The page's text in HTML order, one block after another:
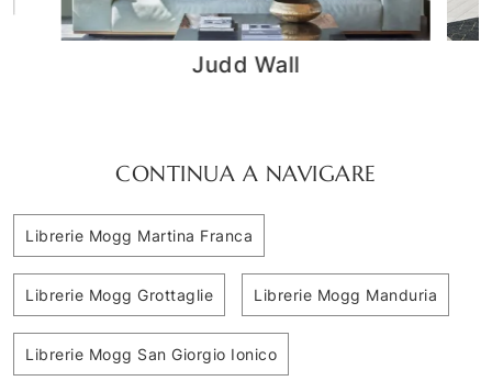
Arcadia AS026
CONTINUA A NAVIGARE
Librerie Mogg Martina Franca
Librerie Mogg Grottaglie Librerie Mogg Manduria
Librerie Mogg San Giorgio Ionico